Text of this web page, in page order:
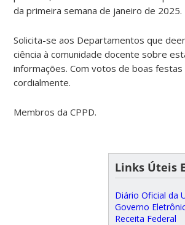
da primeira semana de janeiro de 2025.
Solicita-se aos Departamentos que
ciência à comunidade docente sobre
informações. Com votos de boas festas
cordialmente.
Membros da CPPD.
Links Úteis
Diário Oficial da
Governo
Receita Federal